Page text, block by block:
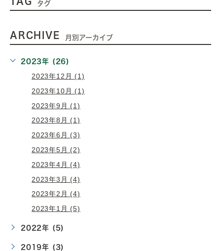
タグ
ARCHIVE 月別アーカイブ
2023年 (26)
2023年12月 (1)
2023年10月 (1)
2023年9月 (1)
2023年8月 (1)
2023年6月 (3)
2023年5月 (2)
2023年4月 (4)
2023年3月 (4)
2023年2月 (4)
2023年1月 (5)
2022年 (5)
2019年 (3)